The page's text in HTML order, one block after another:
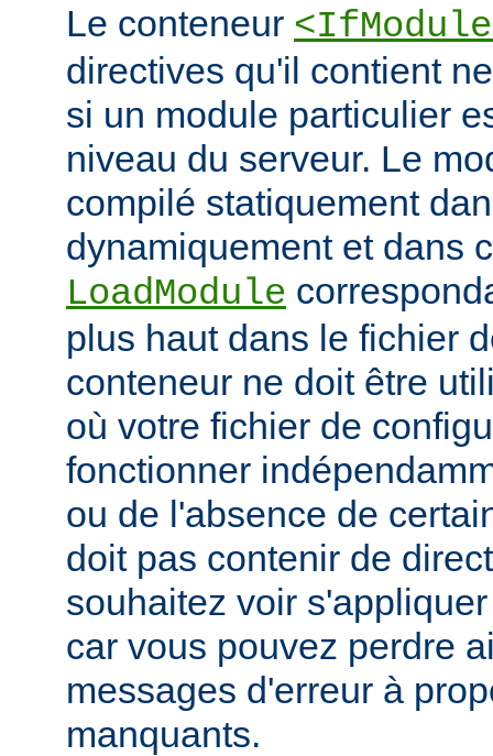
Le conteneur
directives qu'il contient
si un module particulier
niveau du serveur. Le
compilé statiquement
dynamiquement et dans
LoadModule
plus haut dans le fichier
conteneur ne doit être
où votre fichier de
fonctionner
ou de l'absence de
doit pas contenir de
souhaitez voir
car vous pouvez perdre
messages d'erreur à
manquants.